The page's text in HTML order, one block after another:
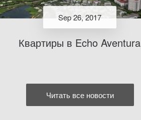
Sep 26, 2017
Квартиры в Echo Aventura
Читать все новости